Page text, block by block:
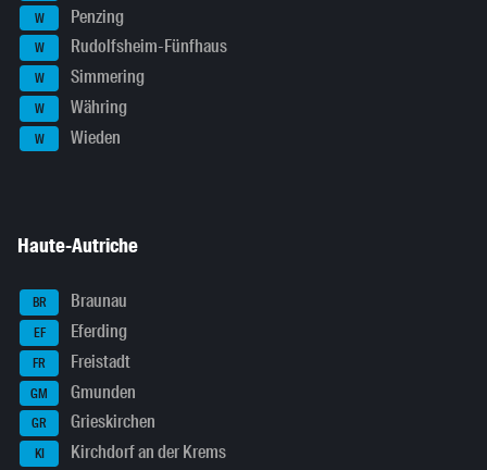
W Penzing
W Rudolfsheim-Fünfhaus
W Simmering
W Währing
W Wieden
Haute-Autriche
BR Braunau
EF Eferding
FR Freistadt
GM Gmunden
GR Grieskirchen
KI Kirchdorf an der Krems